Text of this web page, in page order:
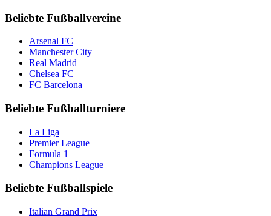
Beliebte Fußballvereine
Arsenal FC
Manchester City
Real Madrid
Chelsea FC
FC Barcelona
Beliebte Fußballturniere
La Liga
Premier League
Formula 1
Champions League
Beliebte Fußballspiele
Italian Grand Prix